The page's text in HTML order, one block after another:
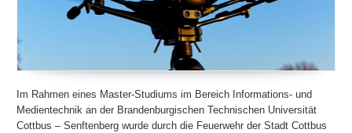
Im Rahmen eines Master-Studiums im Bereich Informations- und
Medientechnik an der Brandenburgischen Technischen Universität
Cottbus – Senftenberg wurde durch die Feuerwehr der Stadt Cottbus